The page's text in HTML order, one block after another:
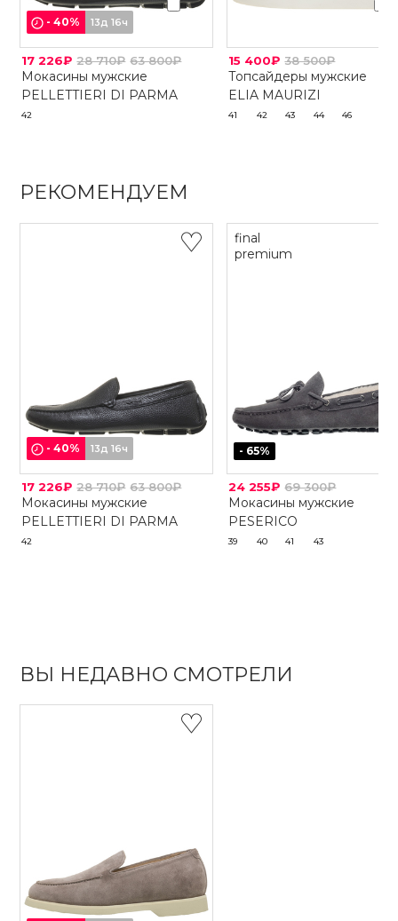
-40% 13д 16ч
17 226₽ 28 710₽ 63 800₽
Мокасины мужские
PELLETTIERI DI PARMA
42
15 400₽ 38 500₽
Топсайдеры мужские
ELIA MAURIZI
41 42 43 44 46
РЕКОМЕНДУЕМ
-40% 13д 16ч
17 226₽ 28 710₽ 63 800₽
Мокасины мужские
PELLETTIERI DI PARMA
42
final
premium
- 65%
24 255₽ 69 300₽
Мокасины мужские
PESERICO
39 40 41 43
ВЫ НЕДАВНО СМОТРЕЛИ